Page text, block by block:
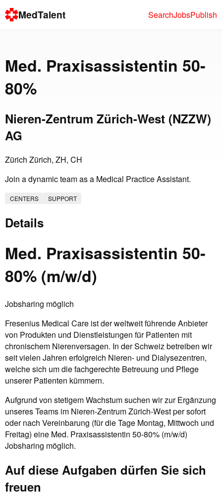
MedTalent SearchJobsPublish
Med. Praxisassistentin 50-
80%
Nieren-Zentrum Zürich-West (NZZW)
AG
Zürich Zürich, ZH, CH
Join a dynamic team as a Medical Practice Assistant.
CENTERS SUPPORT
Details
Med. Praxisassistentin 50-
80% (m/w/d)
Jobsharing möglich
Fresenius Medical Care ist der weltweit führende Anbieter
von Produkten und Dienstleistungen für Patienten mit
chronischem Nierenversagen. In der Schweiz betreiben wir
seit vielen Jahren erfolgreich Nieren- und Dialysezentren,
welche sich um die fachgerechte Betreuung und Pflege
unserer Patienten kümmern.
Aufgrund von stetigem Wachstum suchen wir zur Ergänzung
unseres Teams im Nieren-Zentrum Zürich-West per sofort
oder nach Vereinbarung (für die Tage Montag, Mittwoch und
Freitag) eine Med. Praxisassistentin 50-80% (m/w/d)
Jobsharing möglich.
Auf diese Aufgaben dürfen Sie sich
freuen